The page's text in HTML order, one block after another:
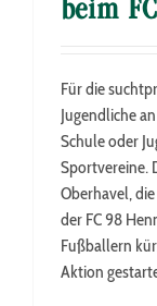
beim
Für die
Jugendliche
Schule oder
Sportvereine.
Oberhavel,
der FC 98
Fußballern
Aktion